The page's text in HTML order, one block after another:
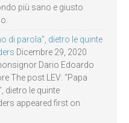
più sano e giusto
di parola”, dietro le quinte
Dicembre 29, 2020
Dario Edoardo
The post LEV: “Papa
dietro le quinte
appeared first on